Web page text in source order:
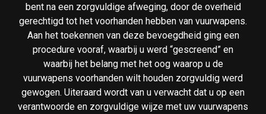
bent na een zorgvuldige afweging, door de overheid
gerechtigd tot het voorhanden hebben van vuurwapens.
Aan het toekennen van deze bevoegdheid ging een
procedure vooraf, waarbij u werd “gescreend” en
waarbij het belang met het oog waarop u de
vuurwapens voorhanden wilt houden zorgvuldig werd
gewogen. Uiteraard wordt van u verwacht dat u op een
verantwoorde en zorgvuldige wijze met uw vuurwapens